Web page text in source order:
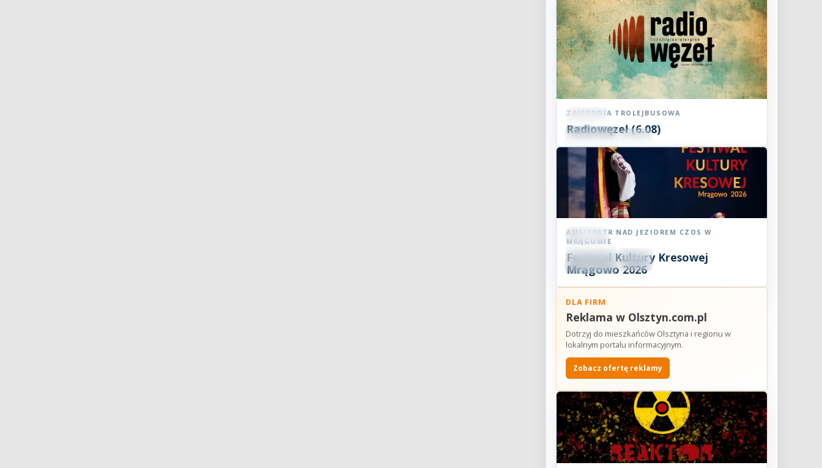
Koncert
06 SIE
2026
ZAJEZDNIA TROLEJBUSOWA
Radiowęzeł (6.08)
06 SIE 18:30
AMFITEATR NAD JEZIOREM CZOS W
MRĄGOWIE
Festiwal Kultury Kresowej
Mrągowo 2026
DLA FIRM
Reklama w Olsztyn.com.pl
Dotrzyj do mieszkańców Olsztyna i regionu w
lokalnym portalu informacyjnym.
Zobacz ofertę reklamy